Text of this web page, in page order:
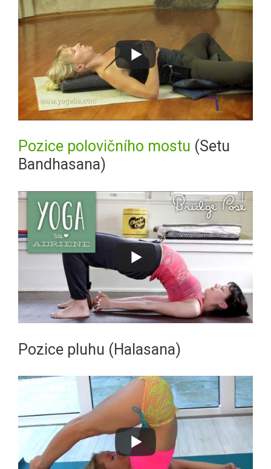
Pozice polovičního mostu (Setu
Bandhasana)
Pozice pluhu (Halasana)